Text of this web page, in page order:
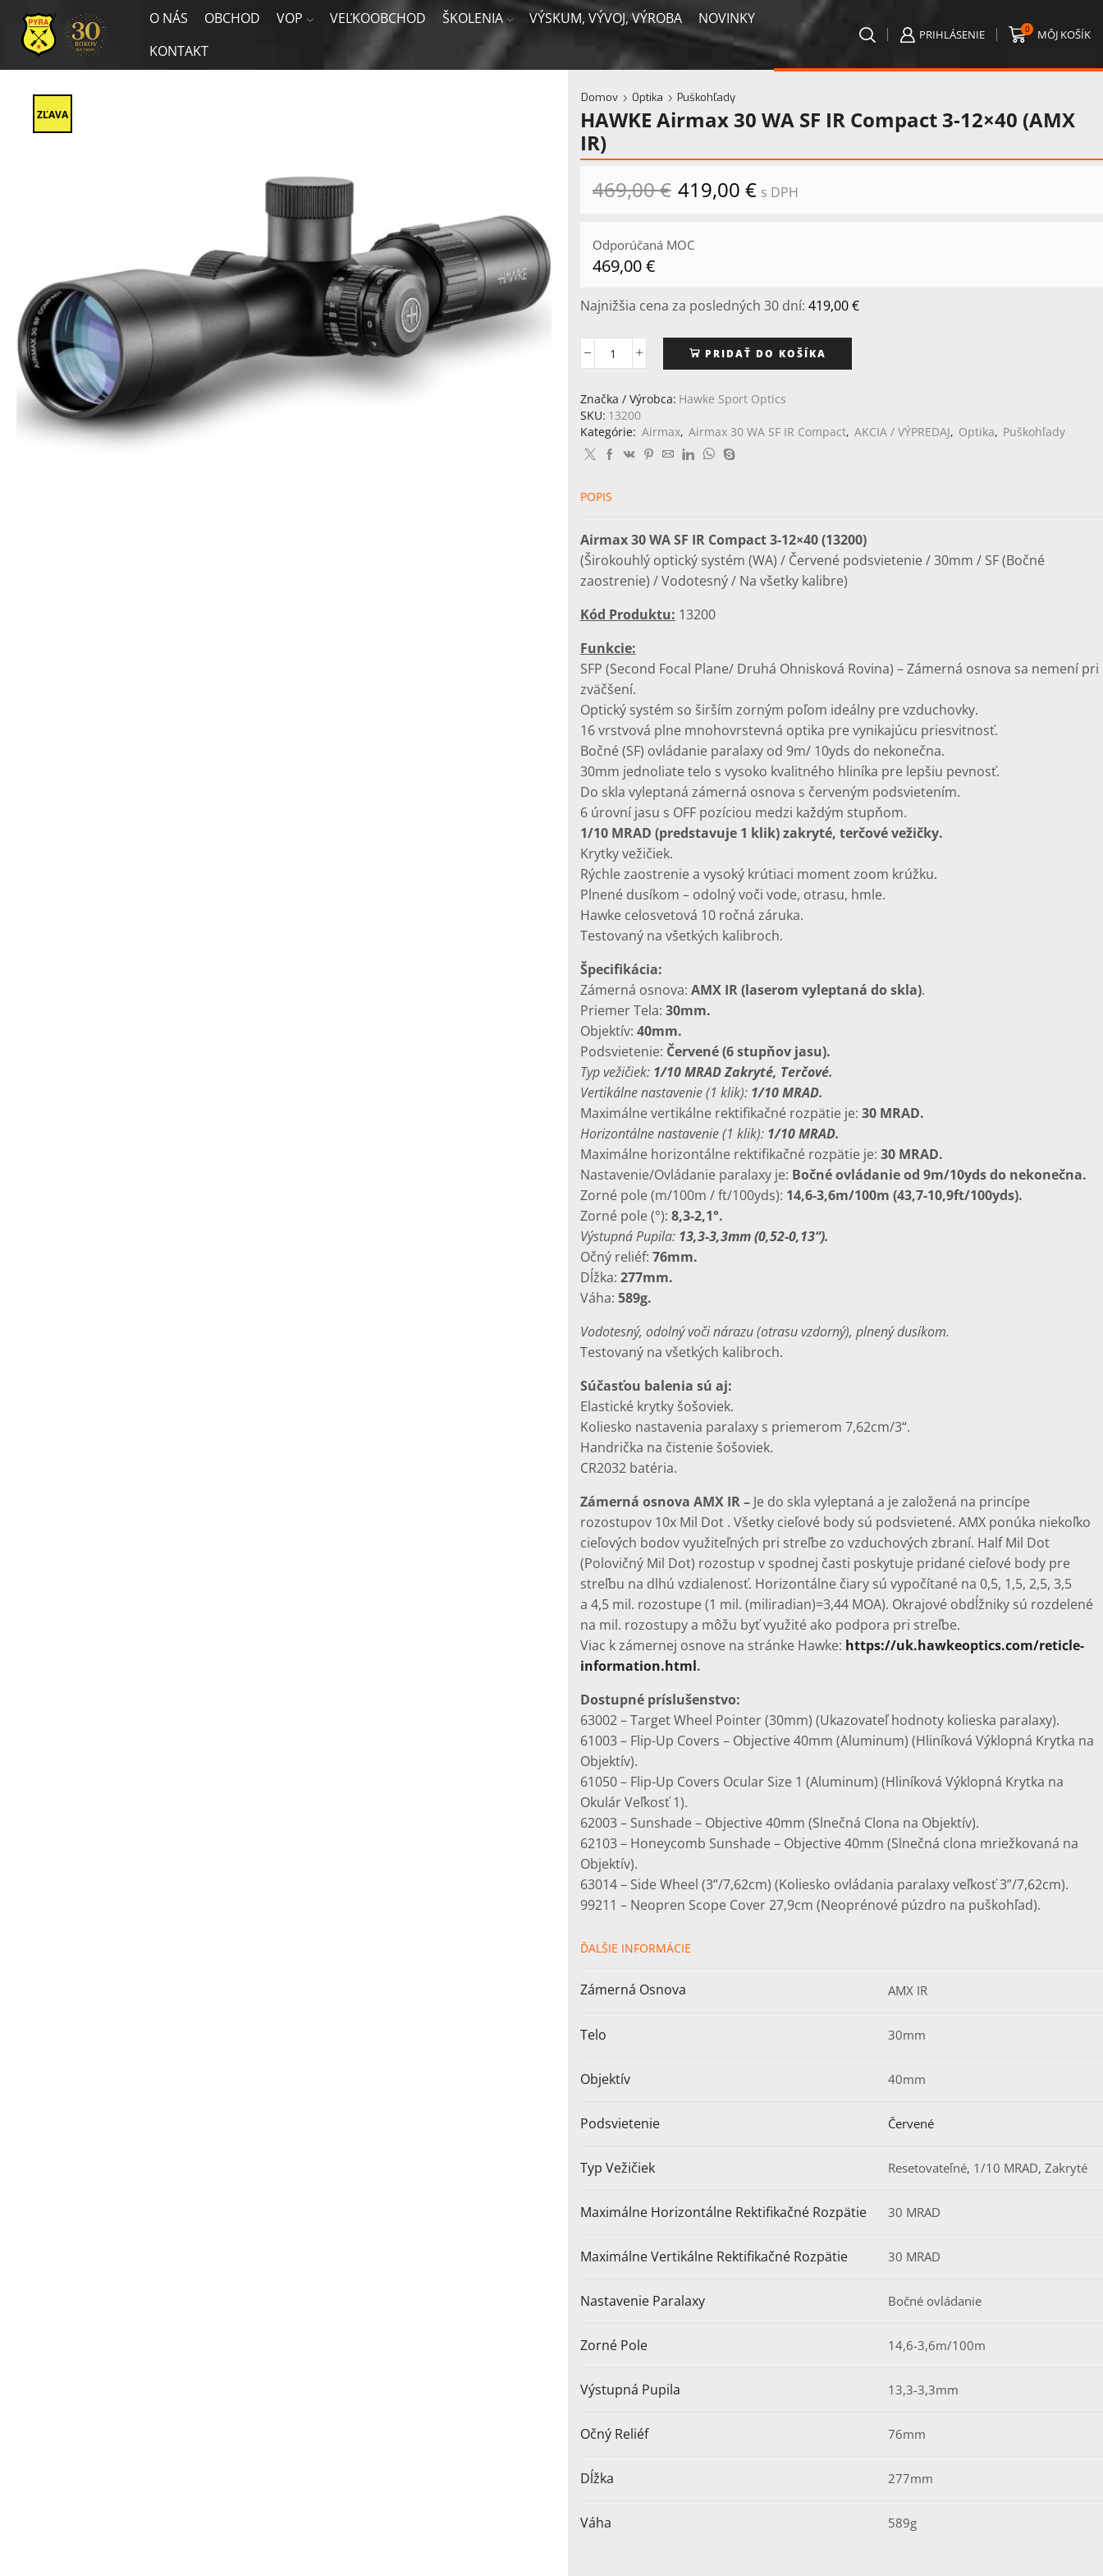
O NÁS OBCHOD VOP VEĽKOOBCHOD ŠKOLENIA VÝSKUM, VÝVOJ, VÝROBA
NOVINKY
KONTAKT
PRIHLÁSENIE 0 MÔJ KOŠÍK
ZĽAVA
Domov Optika Puškohľady
HAWKE Airmax 30 WA SF IR Compact 3-12×40 (AMX
IR)
469,00€ Pôvodná
469,00 €.
419,00 €Aktuálna
s DPH
Odporúčaná MOC
469,00€
Najnižšia cena za posledných 30 dní: 419,00€
množstvo
Airmax
30
WA
IR
IR)
PRIDAŤ DO KOŠÍKA
Značka / Výrobca: Hawke Sport Optics
SKU: 13200
Kategórie: Airmax, Airmax 30 WA SF IR Compact, AKCIA / VÝPREDAJ, Optika, Puškohľady
POPIS
Airmax 30 WA SF IR Compact 3-12×40 (13200)
(Širokouhlý optický systém (WA) / Červené podsvietenie / 30mm / SF (Bočné
zaostrenie) / Vodotesný / Na všetky kalibre)
Kód Produktu: 13200
Funkcie:
SFP (Second Focal Plane/ Druhá Ohnisková Rovina) – Zámerná osnova sa nemení pri
zväčšení.
Optický systém so širším zorným poľom ideálny pre vzduchovky.
16 vrstvová plne mnohovrstevná optika pre vynikajúcu priesvitnosť.
Bočné (SF) ovládanie paralaxy od 9m/ 10yds do nekonečna.
30mm jednoliate telo s vysoko kvalitného hliníka pre lepšiu pevnosť.
Do skla vyleptaná zámerná osnova s červeným podsvietením.
6 úrovní jasu s OFF pozíciou medzi každým stupňom.
1/10 MRAD (predstavuje 1 klik) zakryté, terčové vežičky.
Krytky vežičiek.
Rýchle zaostrenie a vysoký krútiaci moment zoom krúžku.
Plnené dusíkom – odolný voči vode, otrasu, hmle.
Hawke celosvetová 10 ročná záruka.
Testovaný na všetkých kalibroch.
Špecifikácia:
Zámerná osnova: AMX IR (laserom vyleptaná do skla).
Priemer Tela: 30mm.
Objektív: 40mm.
Podsvietenie: Červené (6 stupňov jasu).
Typ vežičiek: 1/10 MRAD Zakryté, Terčové.
Vertikálne nastavenie (1 klik): 1/10 MRAD.
Maximálne vertikálne rektifikačné rozpätie je: 30 MRAD.
Horizontálne nastavenie (1 klik): 1/10 MRAD.
Maximálne horizontálne rektifikačné rozpätie je: 30 MRAD.
Nastavenie/Ovládanie paralaxy je: Bočné ovládanie od 9m/10yds do nekonečna.
Zorné pole (m/100m / ft/100yds): 14,6-3,6m/100m (43,7-10,9ft/100yds).
Zorné pole (°): 8,3-2,1°.
Výstupná Pupila: 13,3-3,3mm (0,52-0,13“).
Očný reliéf: 76mm.
Dĺžka: 277mm.
Váha: 589g.
Vodotesný, odolný voči nárazu (otrasu vzdorný), plnený dusíkom.
Testovaný na všetkých kalibroch.
Súčasťou balenia sú aj:
Elastické krytky šošoviek.
Koliesko nastavenia paralaxy s priemerom 7,62cm/3“.
Handrička na čistenie šošoviek.
CR2032 batéria.
Zámerná osnova AMX IR –Je do skla vyleptaná a je založená na princípe
rozostupov 10x Mil Dot . Všetky cieľové body sú podsvietené. AMX ponúka niekoľko
cieľových bodov využiteľných pri streľbe zo vzduchových zbraní. Half Mil Dot
(Polovičný Mil Dot) rozostup v spodnej časti poskytuje pridané cieľové body pre
streľbu na dlhú vzdialenosť. Horizontálne čiary sú vypočítané na 0,5, 1,5, 2,5, 3,5
a 4,5 mil. rozostupe (1 mil. (miliradian)=3,44 MOA). Okrajové obdĺžniky sú rozdelené
na mil. rozostupy a môžu byť využité ako podpora pri streľbe.
Viac k zámernej osnove na stránke Hawke: https://uk.hawkeoptics.com/reticle-
information.html.
Dostupné príslušenstvo:
63002 – Target Wheel Pointer (30mm) (Ukazovateľ hodnoty kolieska paralaxy).
61003 – Flip-Up Covers – Objective 40mm (Aluminum) (Hliníková Výklopná Krytka na
Objektív).
61050 – Flip-Up Covers Ocular Size 1 (Aluminum) (Hliníková Výklopná Krytka na
Okulár Veľkosť 1).
62003 – Sunshade – Objective 40mm (Slnečná Clona na Objektív).
62103 – Honeycomb Sunshade – Objective 40mm (Slnečná clona mriežkovaná na
Objektív).
63014 – Side Wheel (3”/7,62cm) (Koliesko ovládania paralaxy veľkosť 3”/7,62cm).
99211 – Neopren Scope Cover 27,9cm (Neoprénové púzdro na puškohľad).
ĎALŠIE INFORMÁCIE
Zámerná Osnova AMX IR
Telo 30mm
Objektív 40mm
Podsvietenie Červené
Typ Vežičiek Resetovateľné, 1/10 MRAD, Zakryté
Maximálne Horizontálne Rektifikačné Rozpätie 30 MRAD
Maximálne Vertikálne Rektifikačné Rozpätie 30 MRAD
Nastavenie Paralaxy Bočné ovládanie
Zorné Pole 14,6-3,6m/100m
Výstupná Pupila 13,3-3,3mm
Očný Reliéf 76mm
Dĺžka 277mm
Váha 589g